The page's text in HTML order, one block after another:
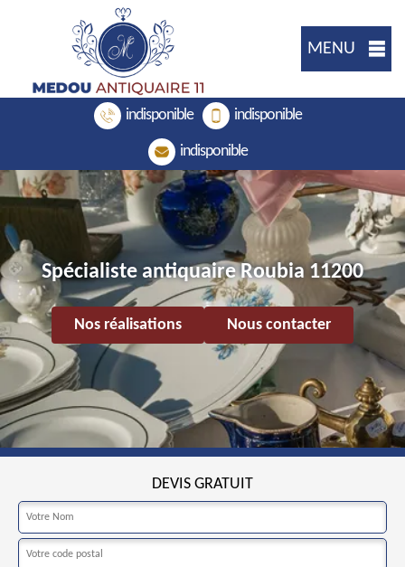
MENU
indisponible indisponible
indisponible
Spécialiste antiquaire Roubia 11200
Nos réalisations Nous contacter
DEVIS GRATUIT